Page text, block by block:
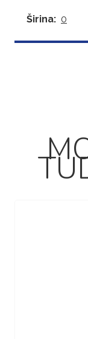
Širina: 0